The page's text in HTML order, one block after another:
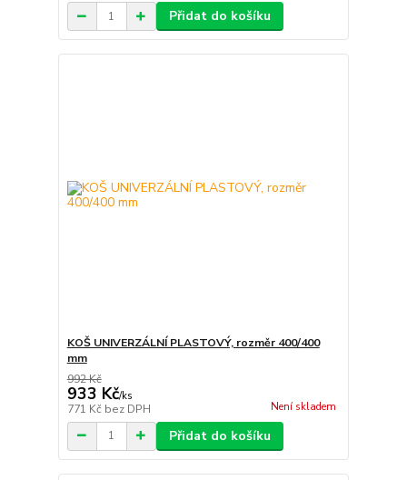
Přidat do košíku
KOŠ UNIVERZÁLNÍ PLASTOVÝ, rozměr 400/400
mm
992 Kč
933 Kč/ks
771 Kč bez DPH Není skladem
Přidat do košíku